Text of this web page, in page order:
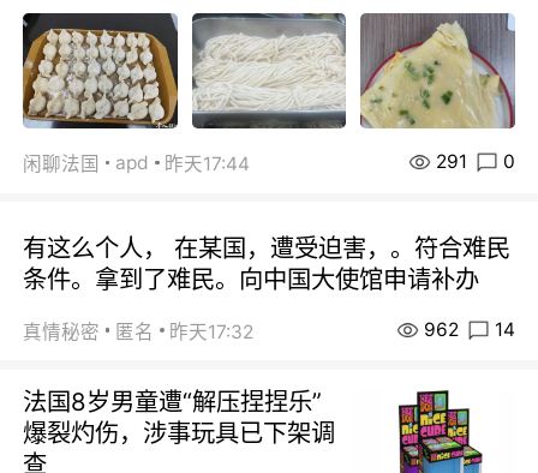
闲聊法国 apd 昨天17:44 291 0
有这么个人， 在某国，遭受迫害，。符合难民
条件。拿到了难民。向中国大使馆申请补办
真情秘密 匿名 昨天17:32 962 14
法国8岁男童遭“解压捏捏乐”
爆裂灼伤，涉事玩具已下架调
查